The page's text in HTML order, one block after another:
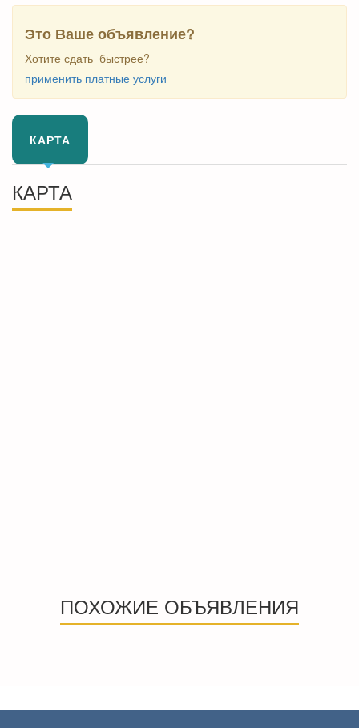
Это Ваше объявление?
Хотите сдать быстрее?
применить платные услуги
КАРТА
КАРТА
ПОХОЖИЕ ОБЪЯВЛЕНИЯ